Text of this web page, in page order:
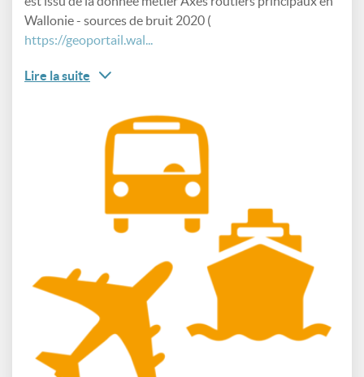
Wallonie - sources de bruit 2020 (
https://geoportail.wal...
Lire la suite